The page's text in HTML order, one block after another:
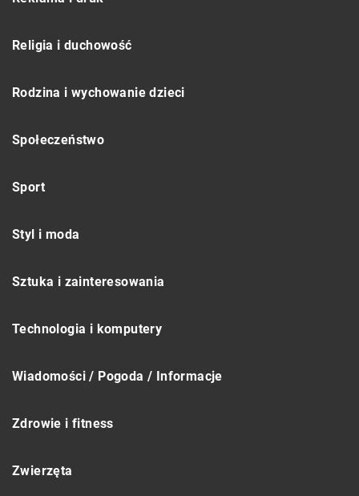
Religia i duchowość
Rodzina i wychowanie dzieci
Społeczeństwo
Sport
Styl i moda
Sztuka i zainteresowania
Technologia i komputery
Wiadomości / Pogoda / Informacje
Zdrowie i fitness
Zwierzęta